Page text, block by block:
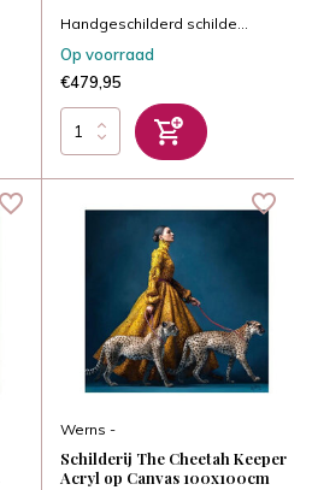
Handgeschilderd schilde...
Op voorraad
€479,95
Werns -
Schilderij The Cheetah Keeper
Acryl op Canvas 100x100cm